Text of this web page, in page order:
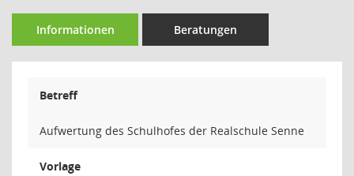
Informationen Beratungen
Betreff
Aufwertung des Schulhofes der Realschule Senne
Vorlage